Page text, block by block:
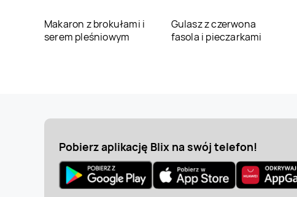
Makaron z brokułami i
serem pleśniowym
Gulasz z czerwona
fasola i pieczarkami
Pobierz aplikację Blix na swój telefon!